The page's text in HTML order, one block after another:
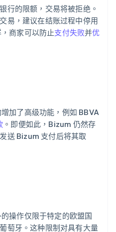
行的限额，交易将被拒绝。
易，建议在结账过程中停用
商家可以防止支付失败并优
加了高级功能，例如 BBVA
。即便如此，Bizum 仍然存
送 Bizum 支付后将其取
操作仅限于特定的欧盟国
萄牙。这种限制对具有大量